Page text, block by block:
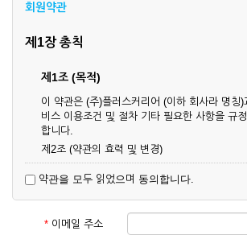
회원약관
제1장 총칙
제1조 (목적)
이 약관은 (주)플러스커리어 (이하 회사라 명칭)
비스 이용조건 및 절차 기타 필요한 사항을 규
합니다.
제2조 (약관의 효력 및 변경)
업상 중요 하거나 합리적인 사유가 발생할 경우
통하여 변경할 수 있습니다.
② 회원은 변경된 약관에 동의하지 않을 경우
단하고 이용계약을 해지할 수 있습니다. 약관
약관을 모두 읽었으며 동의합니다.
* 이메일 주소